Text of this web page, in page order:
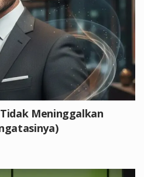
Meninggalkan